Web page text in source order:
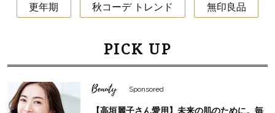
更年期 秋コーデ トレンド 無印良品
PICK UP
Beauty Sponsored
【高垣麗子さん愛用】未来の肌のために。毎